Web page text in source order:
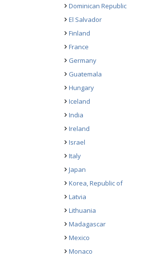
Dominican Republic
El Salvador
Finland
France
Germany
Guatemala
Hungary
Iceland
India
Ireland
Israel
Italy
Japan
Korea, Republic of
Latvia
Lithuania
Madagascar
Mexico
Monaco